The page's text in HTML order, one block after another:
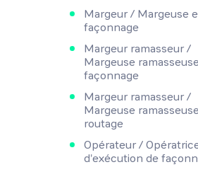
Margeur / Margeuse
façonnage
Margeur ramasseur /
Margeuse
façonnage
Margeur ramasseur /
Margeuse
routage
Opérateur /
d'exécution de